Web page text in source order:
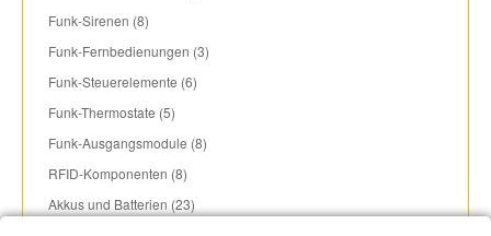
Funk-Sirenen (8)
Funk-Fernbedienungen (3)
Funk-Steuerelemente (6)
Funk-Thermostate (5)
Funk-Ausgangsmodule (8)
RFID-Komponenten (8)
Akkus und Batterien (23)